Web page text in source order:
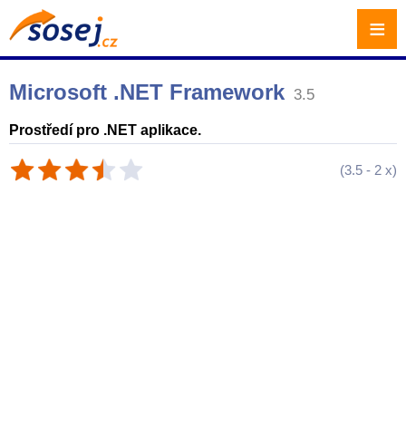
Microsoft .NET Framework 3.5
Prostředí pro .NET aplikace.
(3.5 - 2 x)
≡